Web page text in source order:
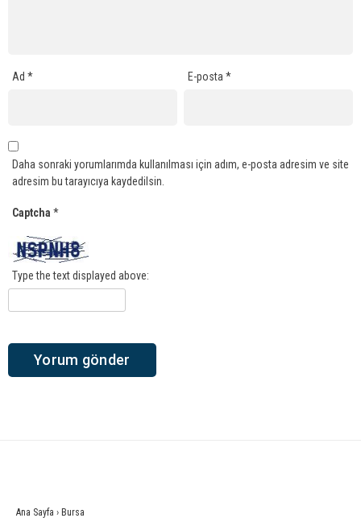
Ad * E-posta*
Daha sonraki yorumlarımda kullanılması için adım, e-posta adresim ve site
adresim bu tarayıcıya kaydedilsin.
Captcha *
Type the text displayed above:
Ana Sayfa › Bursa